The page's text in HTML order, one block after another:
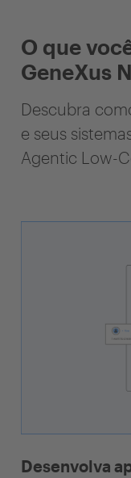
O que
GeneXus
Descubra
e seus
Agentic Low-
Desenvolva